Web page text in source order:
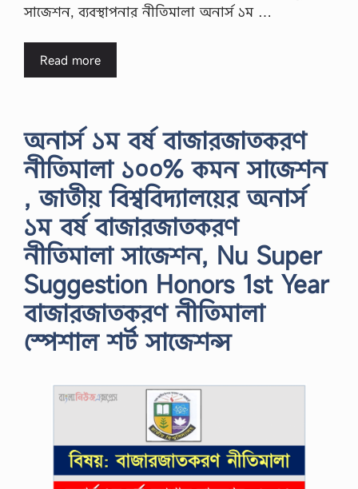
সাজেশন, ব্যবস্থাপনার নীতিমালা অনার্স ১ম …
Read more
অনার্স ১ম বর্ষ বাজারজাতকরণ
নীতিমালা ১০০% কমন সাজেশন
, জাতীয় বিশ্ববিদ্যালয়ের অনার্স
১ম বর্ষ বাজারজাতকরণ
নীতিমালা সাজেশন, Nu Super
Suggestion Honors 1st Year
বাজারজাতকরণ নীতিমালা
স্পেশাল শর্ট সাজেশন্স